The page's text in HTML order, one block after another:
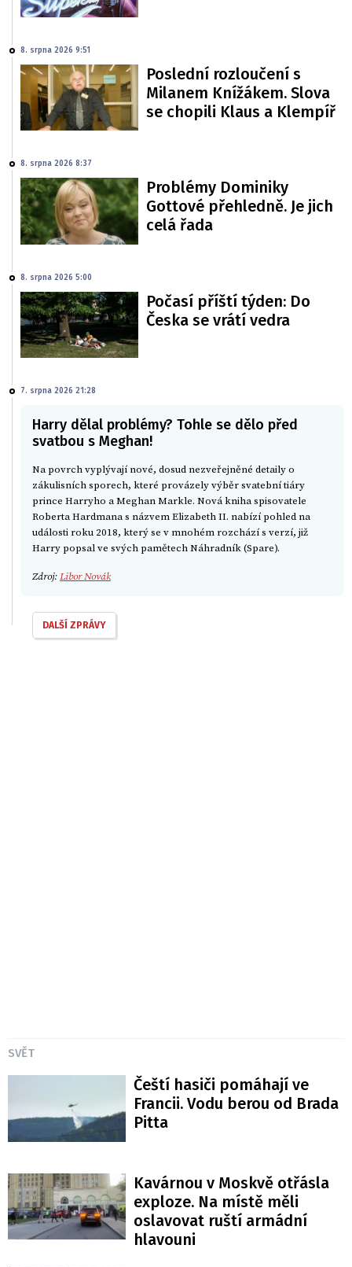
8. srpna 2026 9:51
Poslední rozloučení s
Milanem Knížákem. Slova
se chopili Klaus a Klempíř
8. srpna 2026 8:37
Problémy Dominiky
Gottové přehledně. Je jich
celá řada
8. srpna 2026 5:00
Počasí příští týden: Do
Česka se vrátí vedra
7. srpna 2026 21:28
Harry dělal problémy? Tohle se dělo před
svatbou s Meghan!
Na povrch vyplývají nové, dosud nezveřejněné detaily o
zákulisních sporech, které provázely výběr svatební tiáry
prince Harryho a Meghan Markle. Nová kniha spisovatele
Roberta Hardmana s názvem Elizabeth II. nabízí pohled na
události roku 2018, který se v mnohém rozchází s verzí, již
Harry popsal ve svých pamětech Náhradník (Spare).
Zdroj:Libor Novák
DALŠÍ ZPRÁVY
SVĚT
Čeští hasiči pomáhají ve
Francii. Vodu berou od Brada
Pitta
Kavárnou v Moskvě otřásla
exploze. Na místě měli
oslavovat ruští armádní
hlavouni